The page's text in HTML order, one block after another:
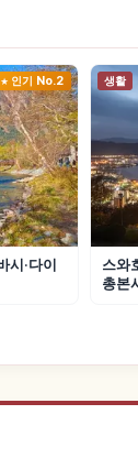
인기 No.2
·다이
생활
스와
총본